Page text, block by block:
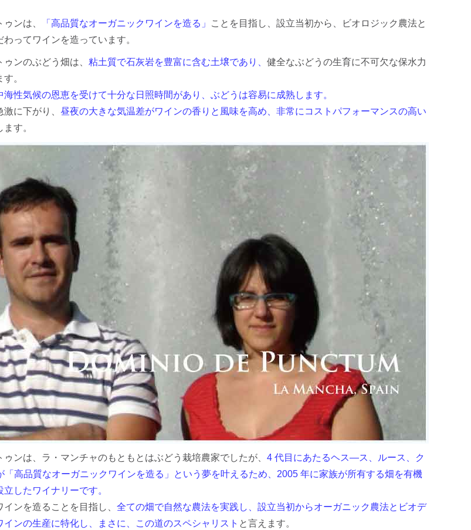
ンは、
「高品質なオーガニックワインを造る」
ことを目指し、設立当初から、ビオロジック農法と
ってワインを造っています。
ンのぶどう畑は、 粘土質で石灰岩を豊富に含む土壌であり、 健全なぶどうの生育に不可欠な保水力
。
海性気候の恩恵を受けて十分な日照時間があり、ぶどうは容易に成熟します。
に下がり、 昼夜の大きな気温差がワインの香りと風味を高め、非常にコストパフォーマンスの高い
す。
ゥンは、ラ・マンチャのもともとはぶどう栽培農家でしたが、 4 代目にあたるヘス―ス、ルース、ク
「高品質なオーガニックワインを造る」という夢を叶えるため、2005 年に家族が所有する畑を有機
したワイナリーです。
ンを造ることを目指し、 全ての畑で自然な農法を実践し、設立当初からオーガニック農法とビオデ
インの生産に特化し、まさに、この道のスペシャリスト と言えます。